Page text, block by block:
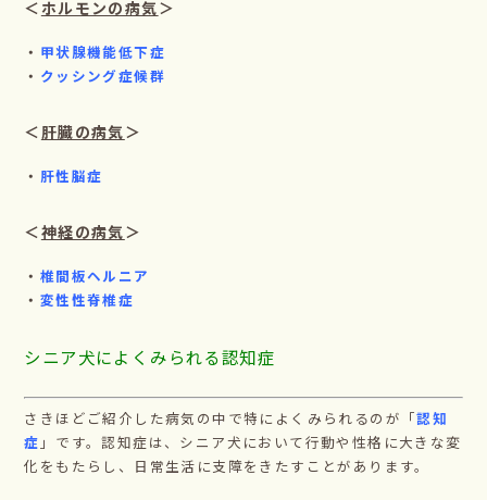
＜ホルモンの病気＞
・ 甲状腺機能低下症
・ クッシング症候群
＜肝臓の病気＞
・ 肝性脳症
＜神経の病気＞
・ 椎間板ヘルニア
・ 変性性脊椎症
シニア犬によくみられる認知症
さきほどご紹介した病気の中で特によくみられるのが「認知
症 」です。認知症は、シニア犬において行動や性格に大きな変
化をもたらし、日常生活に支障をきたすことがあります。